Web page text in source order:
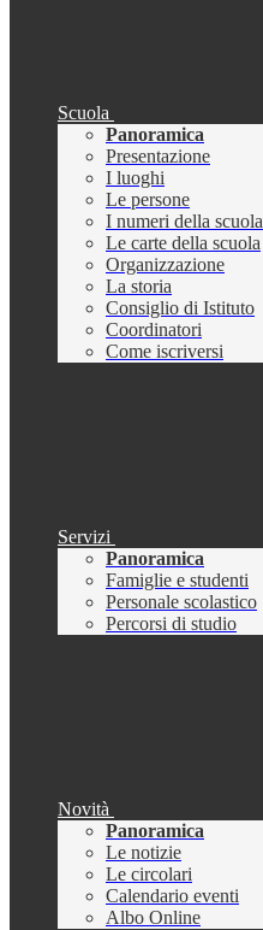
Scuola
Panoramica
Presentazione
I luoghi
Le persone
I numeri della scuola
Le carte della scuola
Organizzazione
La storia
Consiglio di Istituto
Coordinatori
Come iscriversi
Servizi
Panoramica
Famiglie e studenti
Personale scolastico
Percorsi di studio
Novità
Panoramica
Le notizie
Le circolari
Calendario eventi
Albo Online